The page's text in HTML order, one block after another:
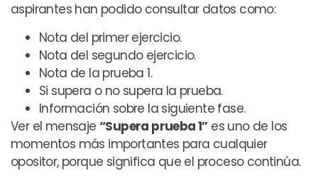
aspirantes han podido consultar datos como:
Nota del primer ejercicio.
Nota del segundo ejercicio.
Nota de la prueba 1.
Si supera o no supera la prueba.
Información sobre la siguiente fase.
Ver el mensaje “Supera prueba 1”es uno de los
momentos más importantes para cualquier
opositor, porque significa que el proceso continúa.